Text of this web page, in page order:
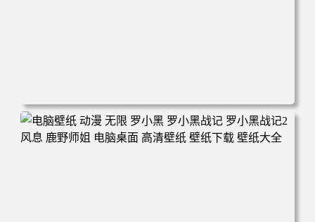
电脑壁纸 柯南和小兰背靠背 夕阳 日落 4K动漫壁纸 电脑桌
面 高清壁纸 壁纸下载 壁纸大全